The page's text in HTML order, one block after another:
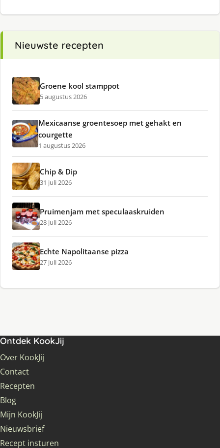
Nieuwste recepten
Groene kool stamppot
5 augustus 2026
Mexicaanse groentesoep met gehakt en
courgette
1 augustus 2026
Chip & Dip
31 juli 2026
Pruimenjam met speculaaskruiden
28 juli 2026
Echte Napolitaanse pizza
27 juli 2026
Ontdek KookJij
Over KookJij
Contact
Recepten
Blog
Mijn KookJij
Nieuwsbrief
Recept insturen